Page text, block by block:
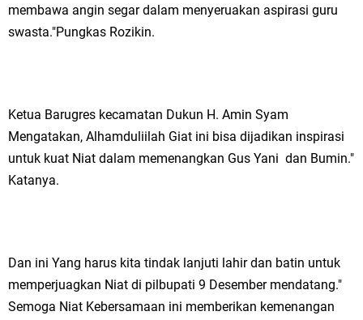
Kembangkan Warung Bu Wiwik
Nila Yani Apresiasi Launching Komunitas Gowes dan Pasar Ahad
Jajanan Jadul di Ecopark Randuagung
DPC PDI Perjuangan Gresik Tebar Berkah Idul Adha, Bagikan Daging
Kurban untuk Ratusan Warga
membawa angin segar dalam menyeruakan aspirasi guru
swasta."Pungkas Rozikin.
Ketua Barugres kecamatan Dukun H. Amin Syam
Mengatakan, Alhamduliilah Giat ini bisa dijadikan inspirasi
untuk kuat Niat dalam memenangkan Gus Yani dan Bumin."
Katanya.
Dan ini Yang harus kita tindak lanjuti lahir dan batin untuk
memperjuagkan Niat di pilbupati 9 Desember mendatang."
Semoga Niat Kebersamaan ini memberikan kemenangan